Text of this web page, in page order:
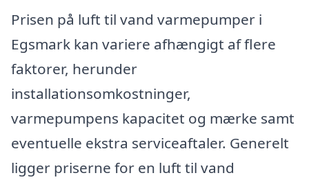
Prisen på luft til vand varmepumper i
Egsmark kan variere afhængigt af flere
faktorer, herunder
installationsomkostninger,
varmepumpens kapacitet og mærke samt
eventuelle ekstra serviceaftaler. Generelt
ligger priserne for en luft til vand